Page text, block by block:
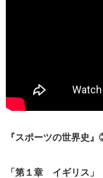
『スポーツの世界史 』
「第１章 イギリス」